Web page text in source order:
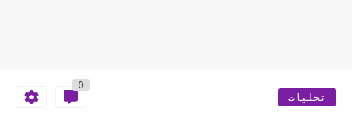
تحليات
0